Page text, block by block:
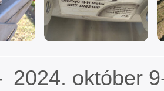
október